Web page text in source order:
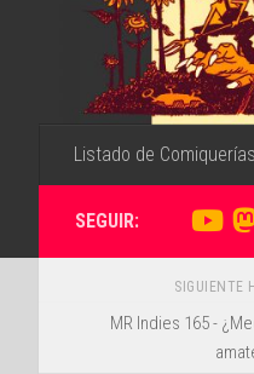
Listado de
SEGUIR:
SIGUIENTE
MR Indies 165 -